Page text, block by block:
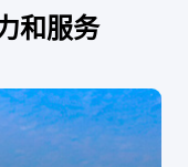
和服务